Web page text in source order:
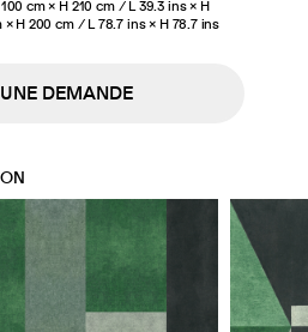
100 cm × H 210 cm / L 39.3 ins × H
× H 200 cm / L 78.7 ins × H 78.7 ins
UNE DEMANDE